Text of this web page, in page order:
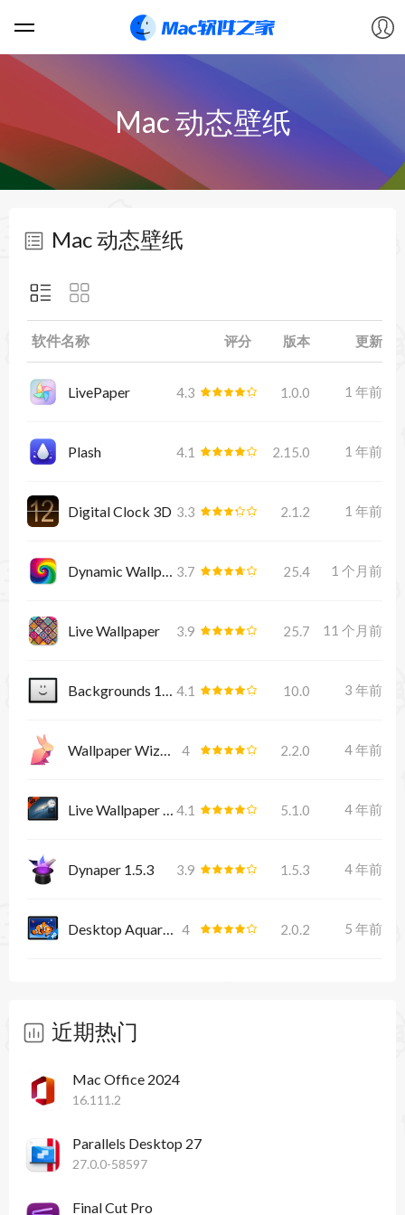
软件
游戏
教程
论坛
VIP
上传
Mac 动态壁纸
Mac 动态壁纸
软件名称 评分 版本 更新
LivePaper 4.3 1.0.0 1 年前
Plash 4.1 2.15.0 1 年前
Digital Clock 3D 3.3 2.1.2 1 年前
Dynamic Wallpaper 3.7 25.4 1 个月前
Live Wallpaper 3.9 25.7 11 个月前
Backgrounds 10.0 4.1 10.0 3 年前
Wallpaper Wizard 2.2.0 4 2.2.0 4 年前
Live Wallpaper HD 5.1.0 4.1 5.1.0 4 年前
Dynaper 1.5.3 3.9 1.5.3 4 年前
Desktop Aquarium Wallpapers 4 2.0.2 5 年前
近期热门
Mac Office 2024
16.111.2
Parallels Desktop 27
27.0.0-58597
Final Cut Pro